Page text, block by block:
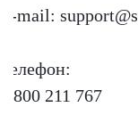
E-mail:
Телефон:
0 800 211 767